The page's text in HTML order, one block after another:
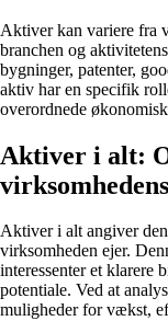
Aktiver kan variere fra
branchen og
bygninger, patenter,
aktiv har en specifik
overordnede
Aktiver i alt:
Aktiver i alt angiver
virksomheden ejer.
interessenter et klarere
potentiale. Ved at
muligheder for vækst,